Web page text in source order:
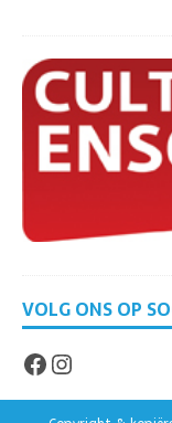
VOLG ONS OP